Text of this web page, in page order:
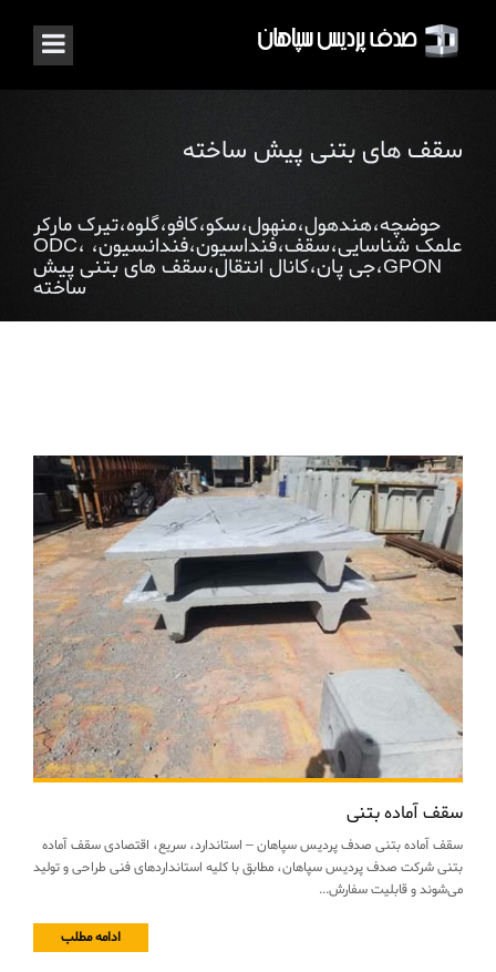
سقف‌ های بتنی پیش‌ ساخته
حوضچه،هندهول،منهول،سکو،کافو،گلوه،تیرک مارکر
علمک شناسایی،سقف،فنداسیون،فندانسیون، ODC،
GPON،جی پان،کانال انتقال،سقف‌ های بتنی پیش‌
ساخته
سقف آماده بتنی
سقف آماده بتنی صدف پردیس سپاهان – استاندارد، سریع، اقتصادی سقف آماده
بتنی شرکت صدف پردیس سپاهان، مطابق با کلیه استانداردهای فنی طراحی و تولید
می‌شوند و قابلیت سفارش...
ادامه مطلب